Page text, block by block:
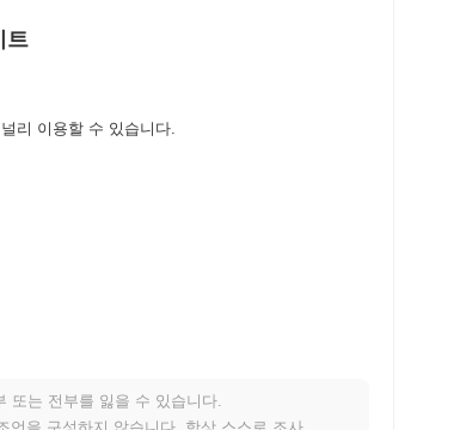
트
리 이용할 수 있습니다.
내고 있나요?
또는 전부를 잃을 수 있습니다.